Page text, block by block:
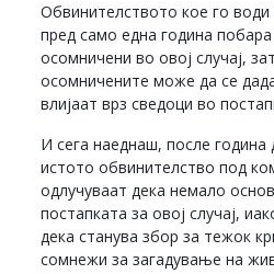
Обвинителството кое го
пред само една година
осомничени во овој случај,
осомничените може да се
влијаат врз сведоци во
И сега наеднаш, после
истото обвинителство под
одлучуваат дека немало
постапката за овој случај,
дека станува збор за тежок
сомнежи за загадување на